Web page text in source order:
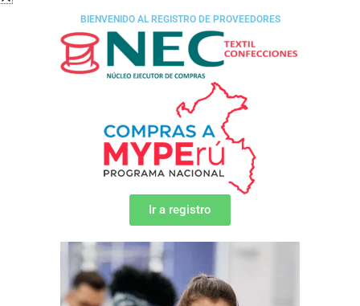
DOMICILIO LEGAL
BIENVENIDO AL REGISTRO DE PROVEEDORES
Ir a registro